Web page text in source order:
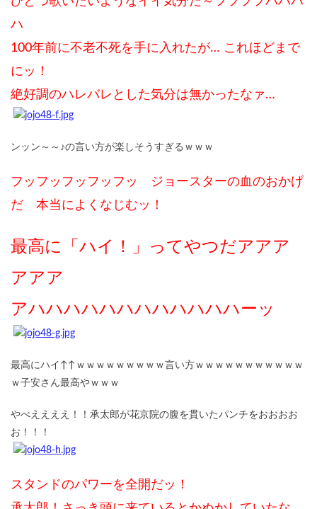
ハ
100年前に不老不死を手に入れたが… これほどまで
にッ！
絶好調のハレバレとした気分は無かったなァ…
ンッン～～♪の言い方が楽しそうすぎるｗｗｗ
フッフッフッフッフッ ジョースターの血のおかげ
だ 本当によくなじむッ！
最高に「ハイ！」ってやつだアアア
アアア
アハハハハハハハハハハハハーッ
最高にハイ↑↑ｗｗｗｗｗｗｗｗｗ言い方ｗｗｗｗｗｗｗｗｗｗｗ
ｗ子安さん最高やｗｗｗ
やべええええ！！承太郎が花京院の腹を貫いたパンチをおおおお
お！！！
スタンドのパワーを全開だッ！